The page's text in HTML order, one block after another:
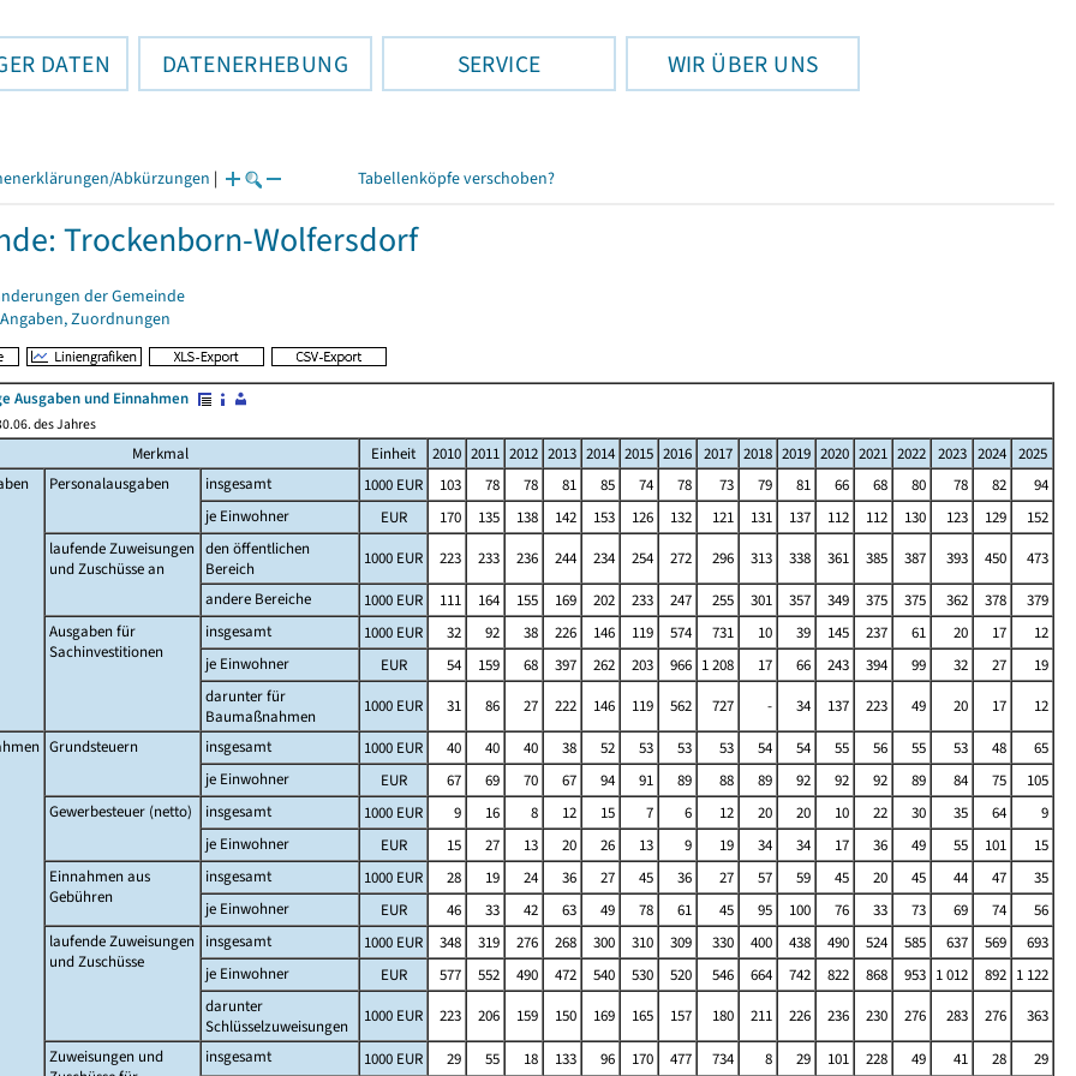
DATEN DATENERHEBUNG SERVICE WIR ÜBER UNS
Abkürzungen | Tabellenköpfe verschoben?
Trockenborn-Wolfersdorf
der Gemeinde
Zuordnungen
Ausgaben und Einnahmen
des Jahres
Merkmal Einheit 2010 2011 2012 2013 2014 2015 2016 2017 2018 2019 2020 2021 2022 2023 2024 2025
Personalausgaben insgesamt 1000 EUR 103 78 78 81 85 74 78 73 79 81 66 68 80 78 82
94
je Einwohner
EUR 170 135 138 142 153 126 132 121 131 137 112 112 130 123 129
152
laufende Zuweisungen
und Zuschüsse an
den öffentlichen
Bereich
1000 EUR 223 233 236 244 234 254 272 296 313 338 361 385 387 393 450
473
andere Bereiche
1000 EUR 111 164 155 169 202 233 247 255 301 357 349 375 375 362 378
379
Ausgaben für
Sachinvestitionen
insgesamt 1000 EUR 32 92 38 226 146 119 574 731 10 39 145 237 61 20 17
12
je Einwohner
EUR 54 159 68 397 262 203 966 1 208 17 66 243 394 99 32 27
19
darunter für
Baumaßnahmen
1000 EUR 31 86 27 222 146 119 562 727 - 34 137 223 49 20 17
12
Grundsteuern insgesamt 1000 EUR 40 40 40 38 52 53 53 53 54 54 55 56 55 53 48
65
je Einwohner
EUR 67 69 70 67 94 91 89 88 89 92 92 92 89 84 75
105
Gewerbesteuer (netto)
insgesamt 1000 EUR 9 16 8 12 15 7 6 12 20 20 10 22 30 35 64
9
je Einwohner
EUR 15 27 13 20 26 13 9 19 34 34 17 36 49 55 101
15
Einnahmen aus
Gebühren
insgesamt 1000 EUR 28 19 24 36 27 45 36 27 57 59 45 20 45 44 47
35
je Einwohner
EUR 46 33 42 63 49 78 61 45 95 100 76 33 73 69 74
56
laufende Zuweisungen
und Zuschüsse
insgesamt 1000 EUR 348 319 276 268 300 310 309 330 400 438 490 524 585 637 569
693
je Einwohner
EUR 577 552 490 472 540 530 520 546 664 742 822 868 953 1 012 892 1 122
darunter
Schlüsselzuweisungen
1000 EUR 223 206 159 150 169 165 157 180 211 226 236 230 276 283 276
363
Zuweisungen und
insgesamt 1000 EUR 29 55 18 133 96 170 477 734 8 29 101 228 49 41 28 29